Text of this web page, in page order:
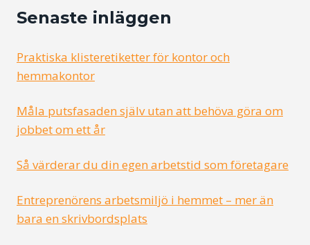
Senaste inläggen
Praktiska klisteretiketter för kontor och
hemmakontor
Måla putsfasaden själv utan att behöva göra om
jobbet om ett år
Så värderar du din egen arbetstid som företagare
Entreprenörens arbetsmiljö i hemmet – mer än
bara en skrivbordsplats